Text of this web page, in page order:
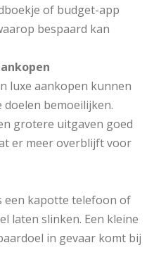
of budget-app
bespaard kan
luxe aankopen kunnen
bemoeilijken.
grotere uitgaven goed
er meer overblijft voor
een kapotte telefoon of
laten slinken. Een kleine
in gevaar komt bij